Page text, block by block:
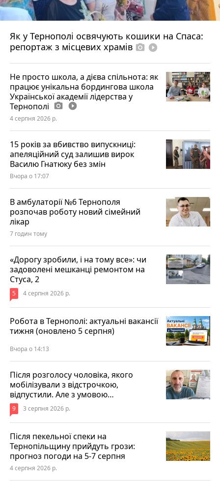
Як у Тернополі освячують кошики на Спаса:
репортаж з місцевих храмів photo_camera play_circle_filled
Не просто школа, а дієва спільнота: як
працює унікальна бордингова школа
Української академії лідерства у
Тернополі photo_camera play_circle_filled
4 серпня 2026 р.
15 років за вбивство випускниці:
апеляційний суд залишив вирок
Василю Гнатюку без змін
Вчора о 17:07
В амбулаторії №6 Тернополя
розпочав роботу новий сімейний
лікар
7 годин тому
«Дорогу зробили, і на тому все»: чи
задоволені мешканці ремонтом на
Стуса, 2
5 4 серпня 2026 р.
Робота в Тернополі: актуальні вакансії
тижня (оновлено 5 серпня)
Вчора о 14:13
Після розголосу чоловіка, якого
мобілізували з відстрочкою,
відпустили. Але з умовою…
9 3 серпня 2026 р.
Після пекельної спеки на
Тернопільщину прийдуть грози:
прогноз погоди на 5-7 серпня
4 серпня 2026 р.